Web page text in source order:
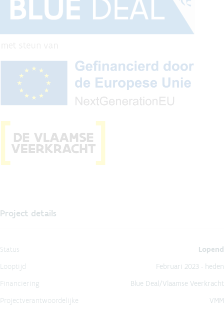
Project details
Status
Lopend
Looptijd
Februari 2023 - heden
Financiering
Blue Deal/Vlaamse Veerkracht
Projectverantwoordelijke
VMM